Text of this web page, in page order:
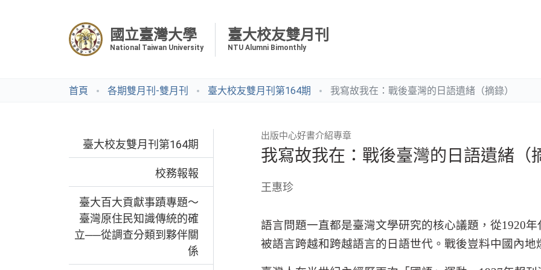
國立臺灣大學
National Taiwan University
臺大校友雙月刊
NTU Alumni Bimonthly
首頁 各期雙月刊-雙月刊 臺大校友雙月刊第164期 我寫故我在：戰後臺灣的日語遺緒（摘錄）
臺大校友雙月刊第164期
校務報報
臺大百大貢獻事蹟專題～
臺灣原住民知識傳統的確
立──從調查分類到夥伴關
係
出版中心好書介紹專章
我寫故我在：戰後臺灣的日語遺緒（
王惠珍
語言問題一直都是臺灣文學研究的核心議題，從1920年
被語言跨越和跨越語言的日語世代。戰後豈料中國內地